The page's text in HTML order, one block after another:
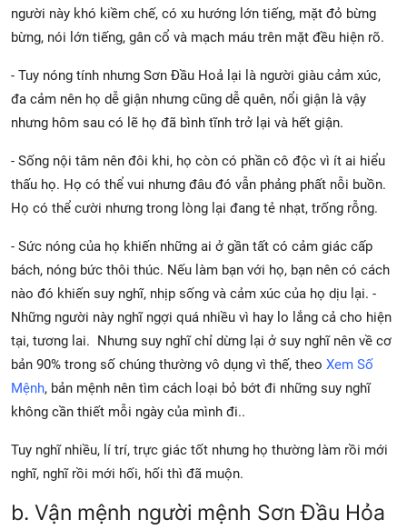
người này khó kiềm chế, có xu hướng lớn tiếng, mặt đỏ bừng
bừng, nói lớn tiếng, gân cổ và mạch máu trên mặt đều hiện rõ.
- Tuy nóng tính nhưng Sơn Đầu Hoả lại là người giàu cảm xúc,
đa cảm nên họ dễ giận nhưng cũng dễ quên, nổi giận là vậy
nhưng hôm sau có lẽ họ đã bình tĩnh trở lại và hết giận.
- Sống nội tâm nên đôi khi, họ còn có phần cô độc vì ít ai hiểu
thấu họ. Họ có thể vui nhưng đâu đó vẫn phảng phất nỗi buồn.
Họ có thể cười nhưng trong lòng lại đang tẻ nhạt, trống rỗng.
- Sức nóng của họ khiến những ai ở gần tất có cảm giác cấp
bách, nóng bức thôi thúc. Nếu làm bạn với họ, bạn nên có cách
nào đó khiến suy nghĩ, nhịp sống và cảm xúc của họ dịu lại. -
Những người này nghĩ ngợi quá nhiều vì hay lo lắng cả cho hiện
tại, tương lai. Nhưng suy nghĩ chỉ dừng lại ở suy nghĩ nên về cơ
bản 90% trong số chúng thường vô dụng vì thế, theo Xem Số
Mệnh, bản mệnh nên tìm cách loại bỏ bớt đi những suy nghĩ
không cần thiết mỗi ngày của mình đi..
Tuy nghĩ nhiều, lí trí, trực giác tốt nhưng họ thường làm rồi mới
nghĩ, nghĩ rồi mới hối, hối thì đã muộn.
b. Vận mệnh người mệnh Sơn Đầu Hỏa